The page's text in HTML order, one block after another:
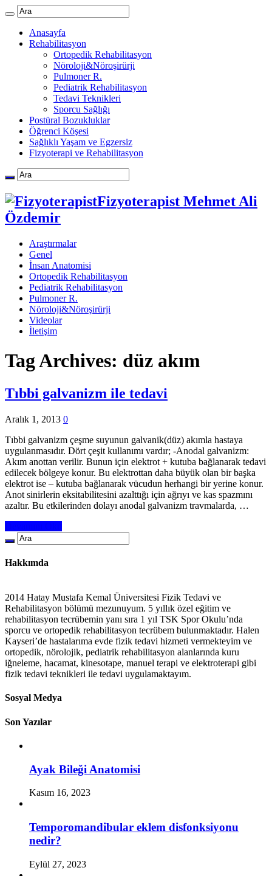
Anasayfa
Rehabilitasyon
Ortopedik Rehabilitasyon
Nöroloji&Nöroşirürji
Pulmoner R.
Pediatrik Rehabilitasyon
Tedavi Teknikleri
Sporcu Sağlığı
Postüral Bozukluklar
Öğrenci Köşesi
Sağlıklı Yaşam ve Egzersiz
Fizyoterapi ve Rehabilitasyon
Fizyoterapist Mehmet Ali
Özdemir
Araştırmalar
Genel
İnsan Anatomisi
Ortopedik Rehabilitasyon
Pediatrik Rehabilitasyon
Pulmoner R.
Nöroloji&Nöroşirürji
Videolar
İletişim
Tag Archives: düz akım
Tıbbi galvanizm ile tedavi
Aralık 1, 2013 0
Tıbbi galvanizm çeşme suyunun galvanik(düz) akımla hastaya
uygulanmasıdır. Dört çeşit kullanımı vardır; -Anodal galvanizm:
Akım anottan verilir. Bunun için elektrot + kutuba bağlanarak tedavi
edilecek bölgeye konur. Bu elektrottan daha büyük olan bir başka
elektrot ise – kutuba bağlanarak vücudun herhangi bir yerine konur.
Anot sinirlerin eksitabilitesini azalttığı için ağrıyı ve kas spazmını
azaltır. Bu etkilerinden dolayı anodal galvanizm travmalarda, …
Hakkımda
2014 Hatay Mustafa Kemal Üniversitesi Fizik Tedavi ve
Rehabilitasyon bölümü mezunuyum. 5 yıllık özel eğitim ve
rehabilitasyon tecrübemin yanı sıra 1 yıl TSK Spor Okulu’nda
sporcu ve ortopedik rehabilitasyon tecrübem bulunmaktadır. Halen
Kayseri’de hastalarıma evde fizik tedavi hizmeti vermekteyim ve
ortopedik, nörolojik, pediatrik rehabilitasyon alanlarında kuru
iğneleme, hacamat, kinesotape, manuel terapi ve elektroterapi gibi
fizik tedavi teknikleri ile tedavi uygulamaktayım.
Sosyal Medya
Son Yazılar
Ayak Bileği Anatomisi
Kasım 16, 2023
Temporomandibular eklem disfonksiyonu
nedir?
Eylül 27, 2023